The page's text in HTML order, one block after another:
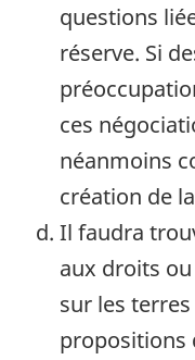
questions
réserve. Si
ces
néanmoins
création de
Il faudra
aux droits
sur les
propositions